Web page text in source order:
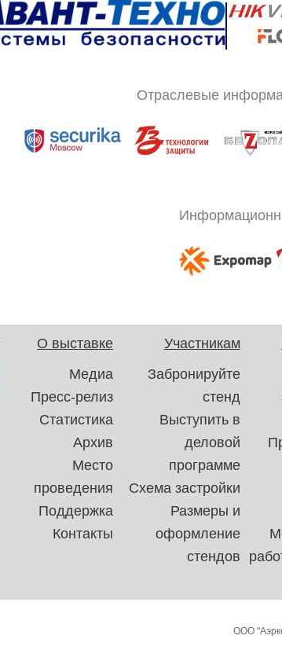
Отраслевые
О выставке
Медиа
Пресс-релиз
Статистика
Архив
Место
проведения
Поддержка
Контакты
Участникам
Забронируйте
стенд
Выступить в
деловой
программе
Схема застройки
Размеры и
оформление
стендов
ООО